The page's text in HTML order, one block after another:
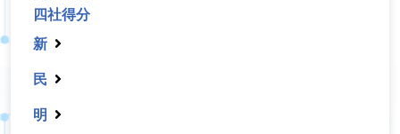
四社得分
新
民
明